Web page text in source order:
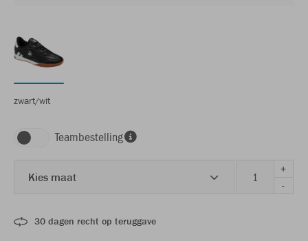
zwart/wit
Teambestelling
Kies maat
+
-
30 dagen recht op teruggave